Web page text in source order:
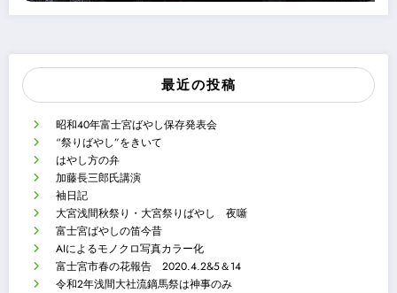
最近の投稿
昭和40年富士宮ばやし保存発表会
“祭りばやし”をきいて
はやし方の弁
加藤長三郎氏講演
袖日記
大宮浅間秋祭り・大宮祭りばやし 夜噺
富士宮ばやしの笛今昔
AIによるモノクロ写真カラー化
富士宮市春の花報告 2020.4.2&5＆14
令和2年浅間大社流鏑馬祭は神事のみ